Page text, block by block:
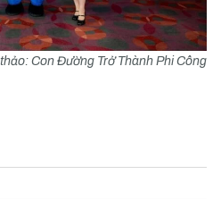
Con Đường Trở Thành Phi Công